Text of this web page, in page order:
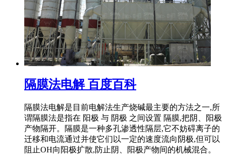
隔膜法电解 百度百科
隔膜法电解是目前电解法生产烧碱最主要的方法之一,所
谓隔膜法是指在 阳极 与 阴极 之间设置 隔膜,把阴、阳极
产物隔开。隔膜是一种多孔渗透性隔层,它不妨碍离子的
迁移和电流通过并使它们以一定的速度流向阴极,但可以
阻止OH向阳极扩散,防止阴、阳极产物间的机械混合。